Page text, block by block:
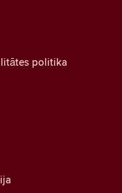
politika